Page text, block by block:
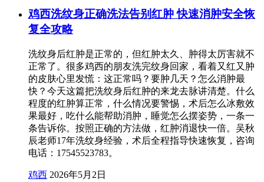
鸡西洗纹身正确洗法告别红肿 快速消肿安全恢
复全攻略
洗纹身后红肿是正常的，但红肿太久、肿得太厉害就不
正常了。很多鸡西的朋友洗完纹身回家，看着又红又肿
的皮肤心里发慌：这正常吗？要肿几天？怎么消肿最
快？今天这篇把洗纹身后红肿的来龙去脉讲清楚。什么
程度的红肿算正常，什么情况要警惕，术后怎么冰敷效
果最好，吃什么能帮助消肿，睡觉怎么摆姿势，一条一
条告诉你。按照正确的方法做，红肿消退快一倍。吴秋
辰老师17年洗纹身经验，术后全程指导快速恢复，咨询
电话：17545523783。
鸡西 2026年5月2日